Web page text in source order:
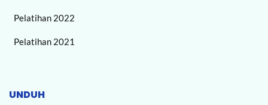
Pelatihan 2022
Pelatihan 2021
UNDUH